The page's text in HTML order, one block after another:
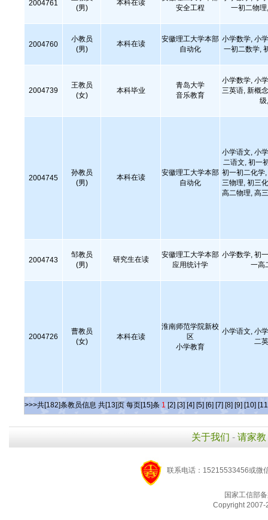
2004761
(男)
本科在读
安全工程
一初二物
2004760
小教员
(男)
本科在读
安徽理工大学本部
自动化
小学数学, 小
一初二数学,
2004739
王教员
(女)
本科毕业
青岛大学
音乐教育
小学数学, 小
三英语, 新概
级
2004745
孙教员
(男)
本科在读
安徽理工大学本部
自动化
小学语文, 小
二语文, 初一
初一初二化学
三物理, 初三
高二物理, 高
2004743
邹教员
(男)
研究生在读
安徽理工大学本部
应用统计学
小学数学, 初
一高
2004726
曹教员
(女)
本科在读
淮南师范学院新校
区
小学教育
小学语文, 小
二
>>>共[182]条教员信息 共[13]页 每页[15]条 1 [2] [3] [4] [5] [6] [7] [8] [9] [10]
关于我们 - 请家教
联系电话：15215533456或微
国家工信部
Copyright 2007-